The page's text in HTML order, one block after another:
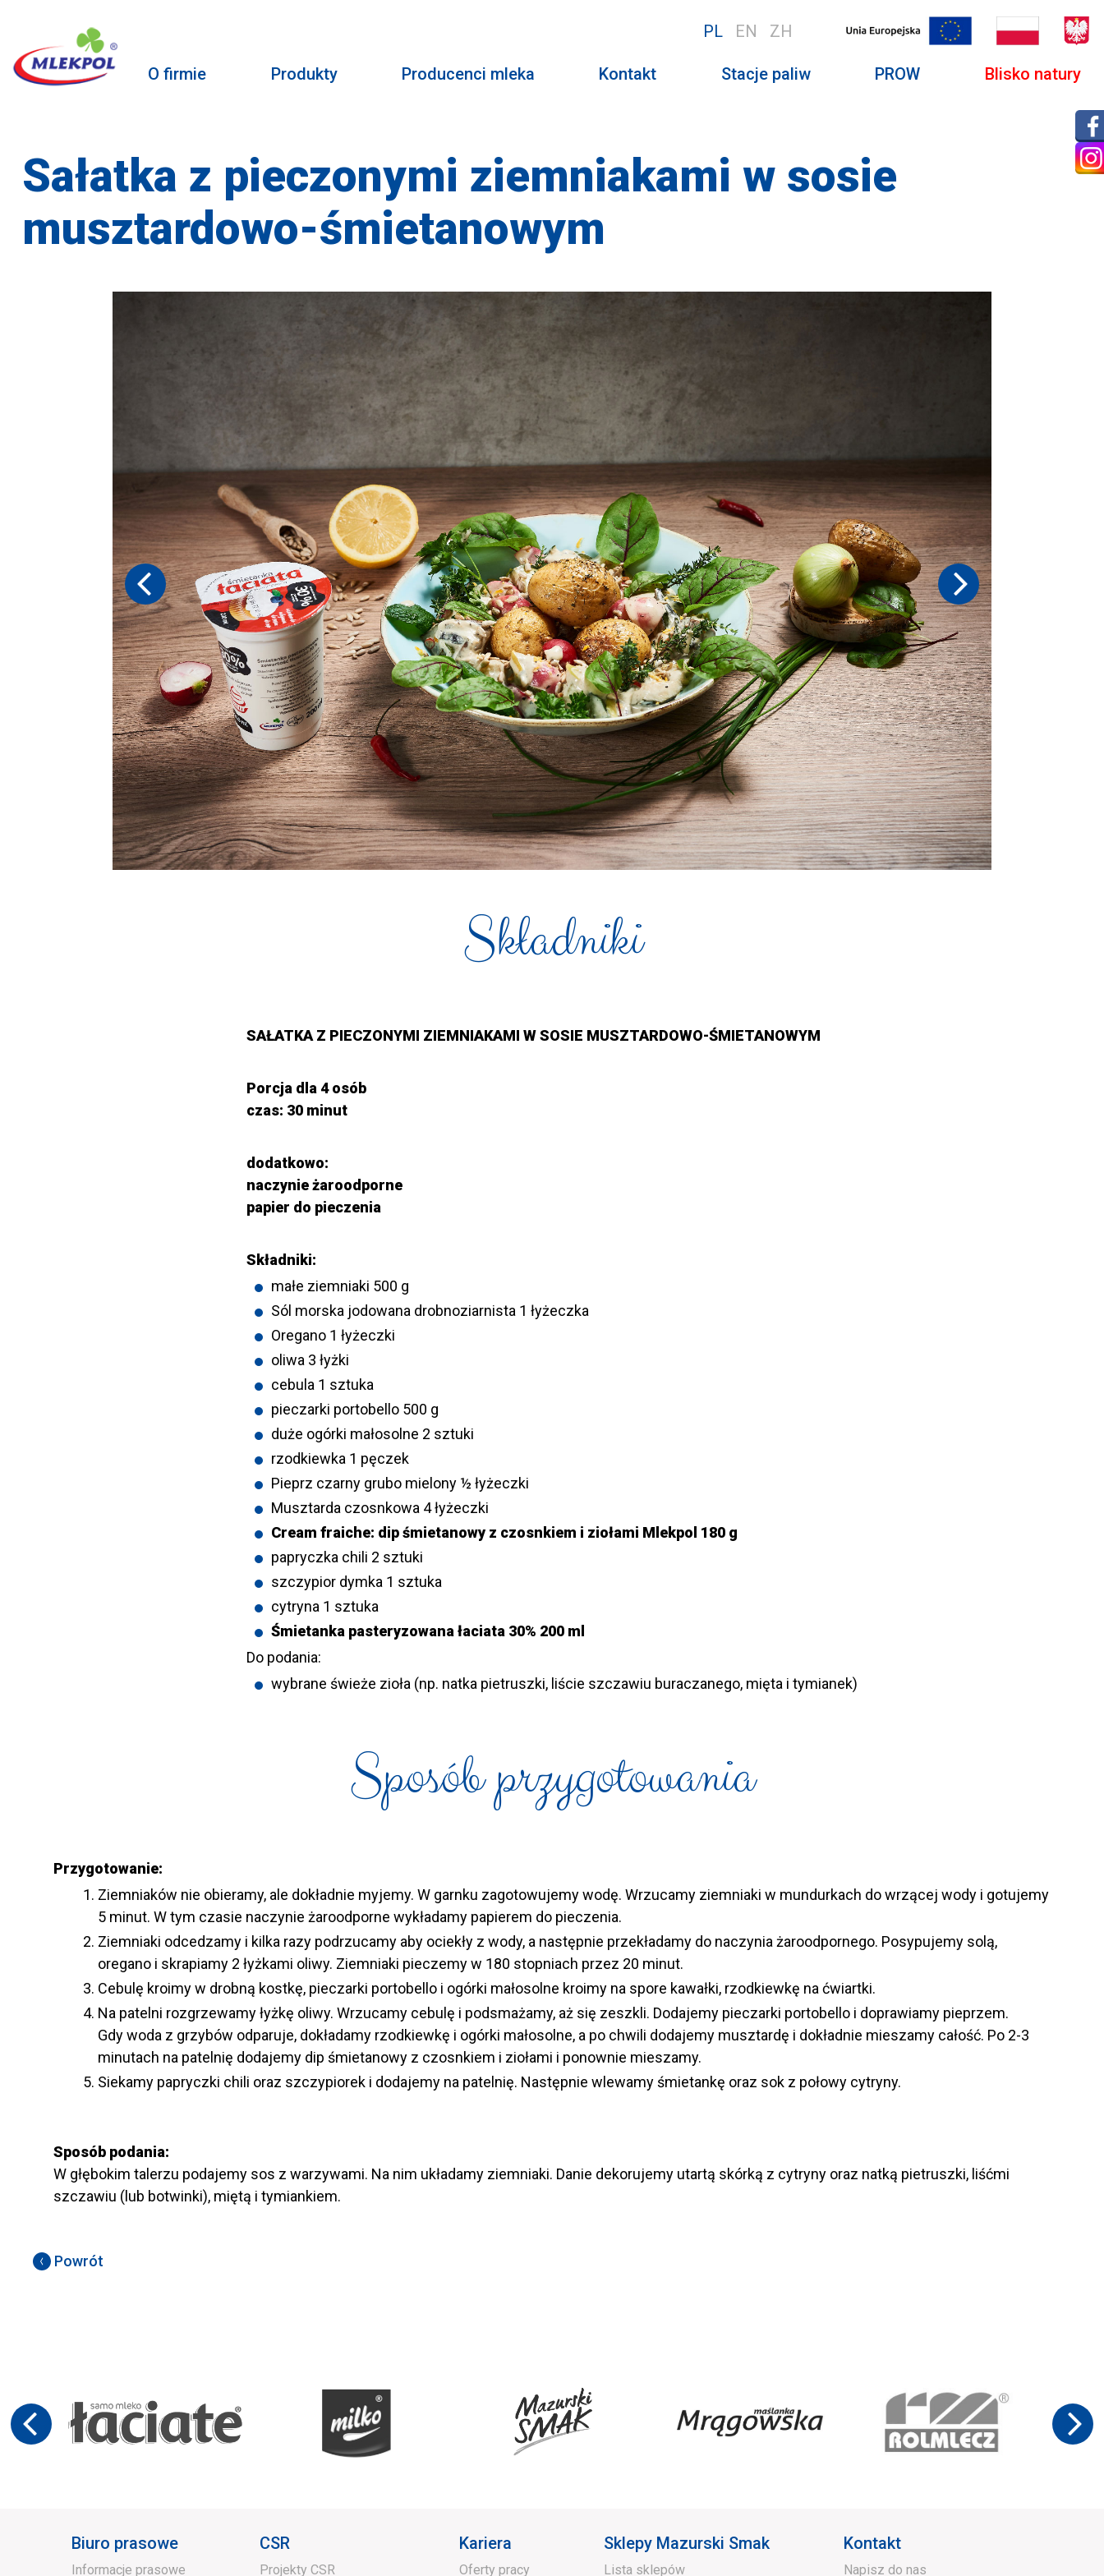
PL EN ZH
O firmie Produkty Producenci mleka Kontakt Stacje paliw PROW Blisko natury
Sałatka z pieczonymi ziemniakami w sosie
musztardowo-śmietanowym
Składniki
SAŁATKA Z PIECZONYMI ZIEMNIAKAMI W SOSIE MUSZTARDOWO-ŚMIETANOWYM
Porcja dla 4 osób
czas: 30 minut
dodatkowo:
naczynie żaroodporne
papier do pieczenia
Składniki:
małe ziemniaki 500 g
Sól morska jodowana drobnoziarnista 1 łyżeczka
Oregano 1 łyżeczki
oliwa 3 łyżki
cebula 1 sztuka
pieczarki portobello 500 g
duże ogórki małosolne 2 sztuki
rzodkiewka 1 pęczek
Pieprz czarny grubo mielony ½ łyżeczki
Musztarda czosnkowa 4 łyżeczki
Cream fraiche: dip śmietanowy z czosnkiem i ziołami Mlekpol 180 g
papryczka chili 2 sztuki
szczypior dymka 1 sztuka
cytryna 1 sztuka
Śmietanka pasteryzowana łaciata 30% 200 ml
Do podania:
wybrane świeże zioła (np. natka pietruszki, liście szczawiu buraczanego, mięta i tymianek)
Sposób przygotowania
Przygotowanie:
Ziemniaków nie obieramy, ale dokładnie myjemy. W garnku zagotowujemy wodę. Wrzucamy ziemniaki w mundurkach do wrzącej wody i gotujemy
5 minut. W tym czasie naczynie żaroodporne wykładamy papierem do pieczenia.
Ziemniaki odcedzamy i kilka razy podrzucamy aby ociekły z wody, a następnie przekładamy do naczynia żaroodpornego. Posypujemy solą,
oregano i skrapiamy 2 łyżkami oliwy. Ziemniaki pieczemy w 180 stopniach przez 20 minut.
Cebulę kroimy w drobną kostkę, pieczarki portobello i ogórki małosolne kroimy na spore kawałki, rzodkiewkę na ćwiartki.
Na patelni rozgrzewamy łyżkę oliwy. Wrzucamy cebulę i podsmażamy, aż się zeszkli. Dodajemy pieczarki portobello i doprawiamy pieprzem.
Gdy woda z grzybów odparuje, dokładamy rzodkiewkę i ogórki małosolne, a po chwili dodajemy musztardę i dokładnie mieszamy całość. Po 2-3
minutach na patelnię dodajemy dip śmietanowy z czosnkiem i ziołami i ponownie mieszamy.
Siekamy papryczki chili oraz szczypiorek i dodajemy na patelnię. Następnie wlewamy śmietankę oraz sok z połowy cytryny.
Sposób podania:
W głębokim talerzu podajemy sos z warzywami. Na nim układamy ziemniaki. Danie dekorujemy utartą skórką z cytryny oraz natką pietruszki, liśćmi
szczawiu (lub botwinki), miętą i tymiankiem.
Powrót
Biuro prasowe
Informacje prasowe
CSR
Projekty CSR
Kariera
Oferty pracy
Sklepy Mazurski Smak
Lista sklepów
Kontakt
Napisz do nas